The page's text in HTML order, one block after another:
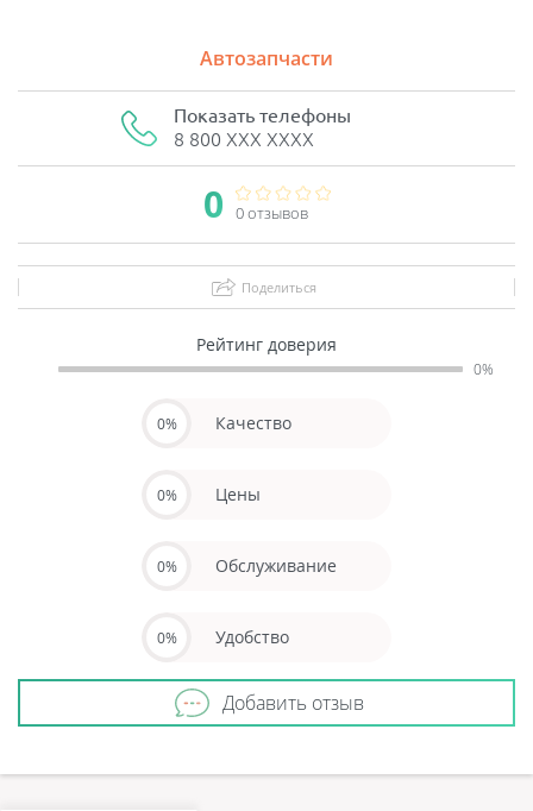
Автозапчасти
Показать телефоны
8 800 XXX XXXX
0 0 отзывов
Поделиться
Рейтинг доверия
0%
0% Качество
0% Цены
0% Обслуживание
0% Удобство
Добавить отзыв